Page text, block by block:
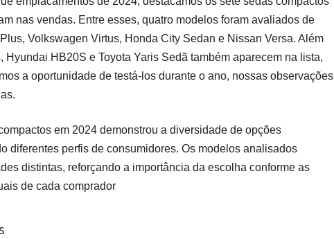
nas vendas. Entre esses, quatro modelos foram avaliados de
Volkswagen Virtus, Honda City Sedan e Nissan Versa. Além
Hyundai HB20S e Toyota Yaris Sedã também aparecem na lista,
a oportunidade de testá-los durante o ano, nossas observações
em 2024 demonstrou a diversidade de opções
diferentes perfis de consumidores. Os modelos analisados
distintas, reforçando a importância da escolha conforme as
de cada comprador